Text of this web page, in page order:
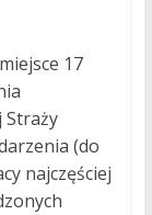
17
Straży
(do
najczęściej